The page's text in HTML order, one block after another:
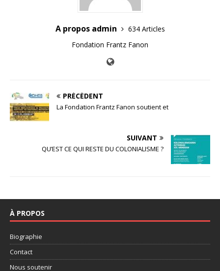
A propos admin
634 Articles
Fondation Frantz Fanon
PRÉCÉDENT
La Fondation Frantz Fanon soutient et
SUIVANT
QU’EST CE QUI RESTE DU COLONIALISME ?
À PROPOS
Biographie
Contact
Nous soutenir